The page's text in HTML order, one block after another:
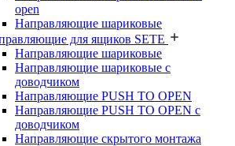
open
Направляющие шариковые
для ящиков SETE
Направляющие шариковые
Направляющие шариковые с
доводчиком
Направляющие PUSH TO OPEN
Направляющие PUSH TO OPEN с
доводчиком
Направляющие скрытого монтажа